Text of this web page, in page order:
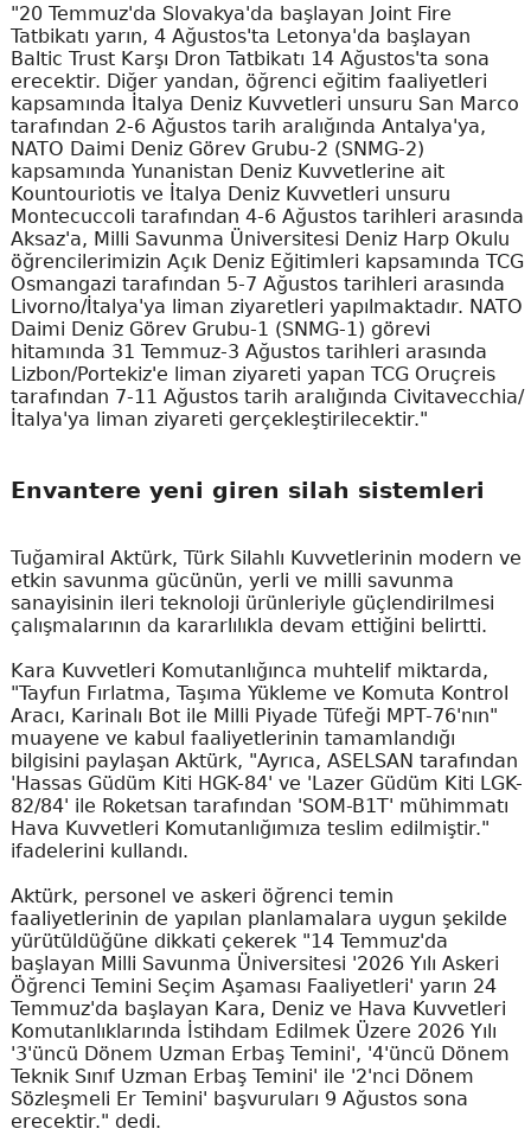
"20 Temmuz'da Slovakya'da başlayan Joint Fire
Tatbikatı yarın, 4 Ağustos'ta Letonya'da başlayan
Baltic Trust Karşı Dron Tatbikatı 14 Ağustos'ta sona
erecektir. Diğer yandan, öğrenci eğitim faaliyetleri
kapsamında İtalya Deniz Kuvvetleri unsuru San Marco
tarafından 2-6 Ağustos tarih aralığında Antalya'ya,
NATO Daimi Deniz Görev Grubu-2 (SNMG-2)
kapsamında Yunanistan Deniz Kuvvetlerine ait
Kountouriotis ve İtalya Deniz Kuvvetleri unsuru
Montecuccoli tarafından 4-6 Ağustos tarihleri arasında
Aksaz'a, Milli Savunma Üniversitesi Deniz Harp Okulu
öğrencilerimizin Açık Deniz Eğitimleri kapsamında TCG
Osmangazi tarafından 5-7 Ağustos tarihleri arasında
Livorno/İtalya'ya liman ziyaretleri yapılmaktadır. NATO
Daimi Deniz Görev Grubu-1 (SNMG-1) görevi
hitamında 31 Temmuz-3 Ağustos tarihleri arasında
Lizbon/Portekiz'e liman ziyareti yapan TCG Oruçreis
tarafından 7-11 Ağustos tarih aralığında Civitavecchia/
İtalya'ya liman ziyareti gerçekleştirilecektir."
Envantere yeni giren silah sistemleri
Tuğamiral Aktürk, Türk Silahlı Kuvvetlerinin modern ve
etkin savunma gücünün, yerli ve milli savunma
sanayisinin ileri teknoloji ürünleriyle güçlendirilmesi
çalışmalarının da kararlılıkla devam ettiğini belirtti.
Kara Kuvvetleri Komutanlığınca muhtelif miktarda,
"Tayfun Fırlatma, Taşıma Yükleme ve Komuta Kontrol
Aracı, Karinalı Bot ile Milli Piyade Tüfeği MPT-76'nın"
muayene ve kabul faaliyetlerinin tamamlandığı
bilgisini paylaşan Aktürk, "Ayrıca, ASELSAN tarafından
'Hassas Güdüm Kiti HGK-84' ve 'Lazer Güdüm Kiti LGK-
82/84' ile Roketsan tarafından 'SOM-B1T' mühimmatı
Hava Kuvvetleri Komutanlığımıza teslim edilmiştir."
ifadelerini kullandı.
Aktürk, personel ve askeri öğrenci temin
faaliyetlerinin de yapılan planlamalara uygun şekilde
yürütüldüğüne dikkati çekerek "14 Temmuz'da
başlayan Milli Savunma Üniversitesi '2026 Yılı Askeri
Öğrenci Temini Seçim Aşaması Faaliyetleri' yarın 24
Temmuz'da başlayan Kara, Deniz ve Hava Kuvvetleri
Komutanlıklarında İstihdam Edilmek Üzere 2026 Yılı
'3'üncü Dönem Uzman Erbaş Temini', '4'üncü Dönem
Teknik Sınıf Uzman Erbaş Temini' ile '2'nci Dönem
Sözleşmeli Er Temini' başvuruları 9 Ağustos sona
erecektir." dedi.